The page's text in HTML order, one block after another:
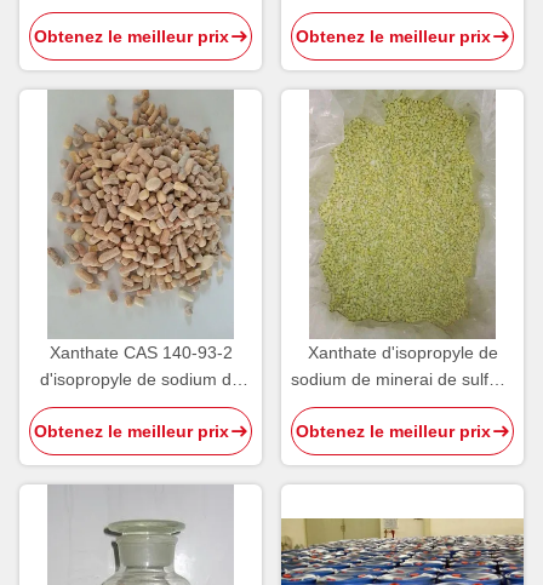
93-2 produits chimiques de
flottaison
Obtenez le meilleur prix
réactifs de flottaison
d'exploitation de
CH3CH2OCS2Na
Obtenez le meilleur prix
Xanthate CAS 140-93-2
d'isopropyle de sodium de
collecteur du granule SIPX
Obtenez le meilleur prix
Xanthate d'isopropyle de
sodium de minerai de sulfure
en métal, réactif d'ISO9001
CAS 140-93-2 SIPX
Obtenez le meilleur prix